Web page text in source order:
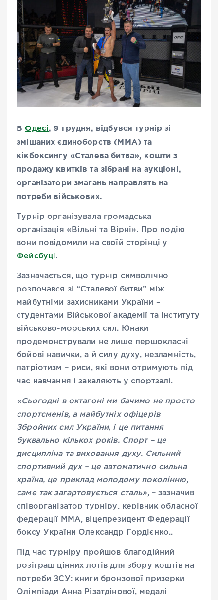
ВОдесі, 9 грудня, відбувся турнір зі
змішаних єдиноборств (ММА) та
кікбоксингу «Сталева битва», кошти з
продажу квитків та зібрані на аукціоні,
організатори змагань направлять на
потреби військових.
Турнір організувала громадська
організація «Вільні та Вірні». Про подію
вони повідомили на своїй сторінці у
Фейсбуці.
Зазначається, що турнір символічно
розпочався зі “Сталевої битви” між
майбутніми захисниками України –
студентами Військової академії та Інституту
військово-морських сил. Юнаки
продемонстрували не лише першокласні
бойові навички, а й силу духу, незламність,
патріотизм – риси, які вони отримують під
час навчання і закаляють у спортзалі.
«Сьогодні в октагоні ми бачимо не просто
спортсменів, а майбутніх офіцерів
Збройних сил України, і це питання
буквально кількох років. Спорт – це
дисципліна та виховання духу. Сильний
спортивний дух – це автоматично сильна
країна, це приклад молодому поколінню,
саме так загартовується сталь»,– зазначив
співорганізатор турніру, керівник обласної
федерації ММА, віцепрезидент Федерації
боксу України Олександр Гордієнко..
Під час турніру пройшов благодійний
розіграш цінних лотів для збору коштів на
потреби ЗСУ: книги бронзової призерки
Олімпіади Анна Різатдінової, медалі